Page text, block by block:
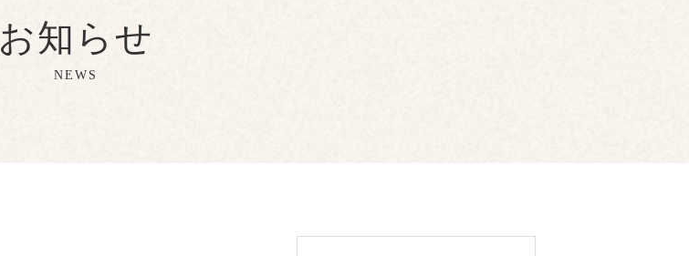
お知らせ
NEWS